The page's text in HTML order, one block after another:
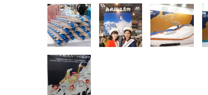
椅子 360度回転 座面昇降 強化
ナイロン樹脂ベース 通気性メ
ッシュ 在宅ワーク H-
WY01(黒網+黒枠+黒足)
￥5,699 ￥27,999
￥3,373 ￥3,234